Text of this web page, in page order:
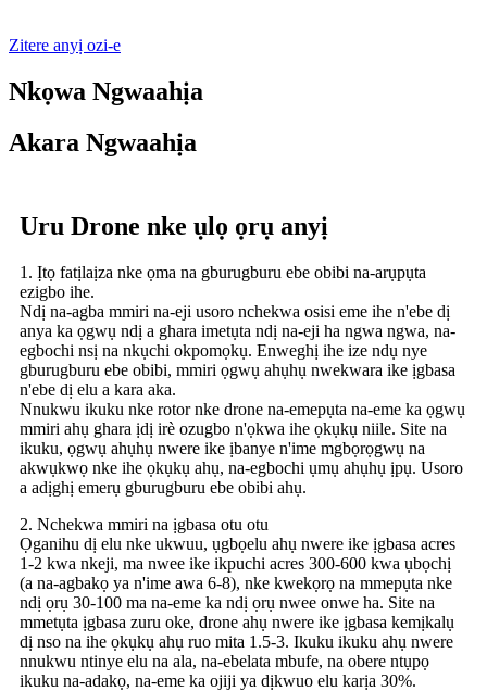
Zitere anyị ozi-e
Nkọwa Ngwaahịa
Akara Ngwaahịa
Uru Drone nke ụlọ ọrụ anyị
1. Ịtọ fatịlaịza nke ọma na gburugburu ebe obibi na-arụpụta
ezigbo ihe.
Ndị na-agba mmiri na-eji usoro nchekwa osisi eme ihe n'ebe dị
anya ka ọgwụ ndị a ghara imetụta ndị na-eji ha ngwa ngwa, na-
egbochi nsị na nkụchi okpomọkụ. Enweghị ihe ize ndụ nye
gburugburu ebe obibi, mmiri ọgwụ ahụhụ nwekwara ike ịgbasa
n'ebe dị elu a kara aka.
Nnukwu ikuku nke rotor nke drone na-emepụta na-eme ka ọgwụ
mmiri ahụ ghara ịdị irè ozugbo n'ọkwa ihe ọkụkụ niile. Site na
ikuku, ọgwụ ahụhụ nwere ike ịbanye n'ime mgbọrọgwụ na
akwụkwọ nke ihe ọkụkụ ahụ, na-egbochi ụmụ ahụhụ ịpụ. Usoro
a adịghị emerụ gburugburu ebe obibi ahụ.
2. Nchekwa mmiri na ịgbasa otu otu
Ọganihu dị elu nke ukwuu, ụgbọelu ahụ nwere ike ịgbasa acres
1-2 kwa nkeji, ma nwee ike ikpuchi acres 300-600 kwa ụbọchị
(a na-agbakọ ya n'ime awa 6-8), nke kwekọrọ na mmepụta nke
ndị ọrụ 30-100 ma na-eme ka ndị ọrụ nwee onwe ha. Site na
mmetụta ịgbasa zuru oke, drone ahụ nwere ike ịgbasa kemịkalụ
dị nso na ihe ọkụkụ ahụ ruo mita 1.5-3. Ikuku ikuku ahụ nwere
nnukwu ntinye elu na ala, na-ebelata mbufe, na obere ntụpọ
ikuku na-adakọ, na-eme ka ojiji ya dịkwuo elu karịa 30%.